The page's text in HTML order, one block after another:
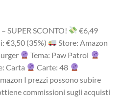
SUPER SCONTO!
‎€6,49
€3,50 (35%)
Store: Amazon
Tema: Paw Patrol
Carta
Carte: 48
I prezzi possono subire
commissioni sugli acquisti